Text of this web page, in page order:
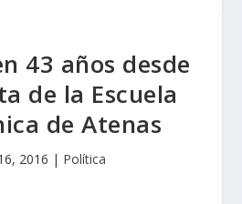
43 años desde
de la Escuela
de Atenas
2016 | Política